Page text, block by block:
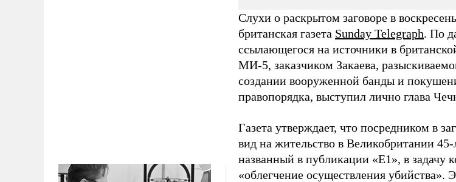
Слухи о раскрытом заговоре в
британская газета Sunday Telegraph. По
ссылающегося на источники в
МИ-5, заказчиком Закаева,
создании вооруженной банды и
правопорядка, выступил лично глава
Газета утверждает, что посредником в
вид на жительство в Великобритании
названный в публикации «E1», в задачу
«облегчение осуществления убийства».